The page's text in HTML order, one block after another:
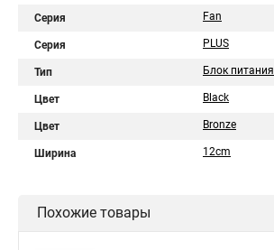
Серия Fan
Серия PLUS
Тип Блок питания
Цвет Black
Цвет Bronze
Ширина 12cm
Похожие товары